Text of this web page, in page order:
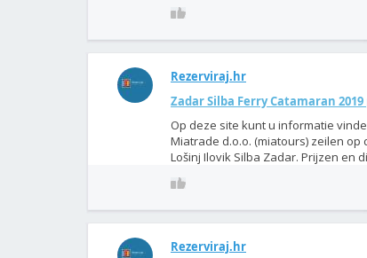
Rezerviraj.hr
Zadar Silba Ferry Catamaran
Op deze site kunt u informatie
Miatrade d.o.o. (miatours) zeilen
Lošinj Ilovik Silba Zadar. Prijzen en
Rezerviraj.hr